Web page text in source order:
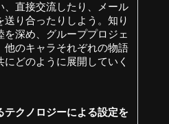
、直接交流したり、メール
送り合ったりしよう。知り
を深め、グループプロジェ
他のキャラそれぞれの物語
にどのように展開していく
テクノロジーによる設定を